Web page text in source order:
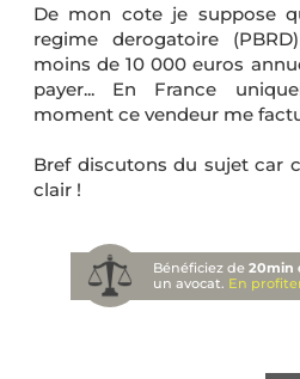
De mon cote je suppose
regime derogatoire
moins de 10 000 euros
payer... En France
moment ce vendeur me
Bref discutons du sujet car
clair !
Bénéficiez de20min
un avocat. En